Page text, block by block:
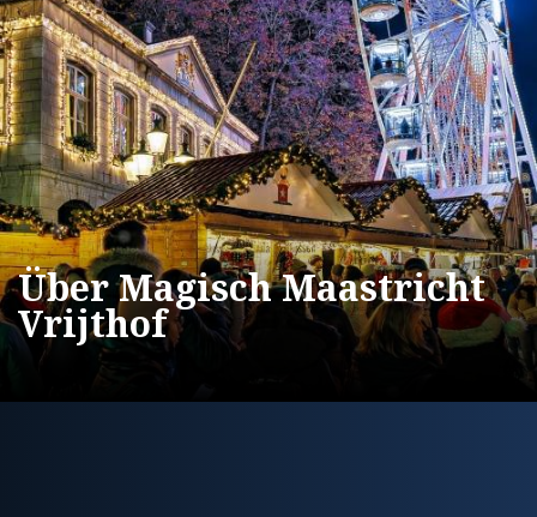
Über Magisch Maastricht
Vrijthof